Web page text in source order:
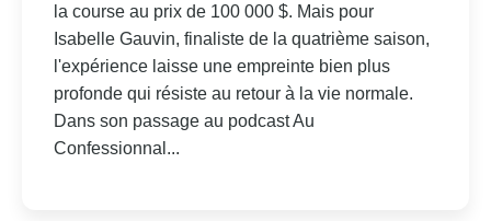
la course au prix de 100 000 $. Mais pour
Isabelle Gauvin, finaliste de la quatrième saison,
l'expérience laisse une empreinte bien plus
profonde qui résiste au retour à la vie normale.
Dans son passage au podcast Au
Confessionnal...